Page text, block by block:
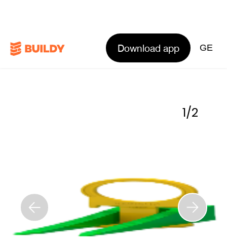
Download app GE
1/2